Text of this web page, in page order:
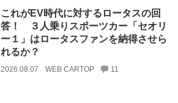
これがEV時代に対するロータスの回
答！ ３人乗りスポーツカー「セオリ
ー１」はロータスファンを納得させら
れるか？
2026.08.07 WEB CARTOP 11